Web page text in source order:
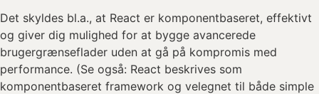
Det skyldes bl.a., at React er komponentbaseret, effektivt
og giver dig mulighed for at bygge avancerede
brugergrænseflader uden at gå på kompromis med
performance. (Se også: React beskrives som
komponentbaseret framework og velegnet til både simple